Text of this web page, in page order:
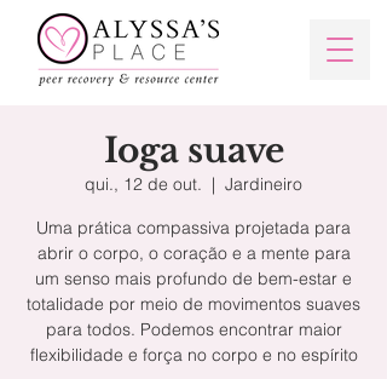
Ioga suave
qui., 12 de out.
  |
Jardineiro
Uma prática compassiva projetada para
abrir o corpo, o coração e a mente para
um senso mais profundo de bem-estar e
totalidade por meio de movimentos suaves
para todos. Podemos encontrar maior
flexibilidade e força no corpo e no espírito